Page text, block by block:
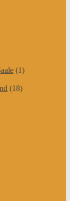
(1)
(18)